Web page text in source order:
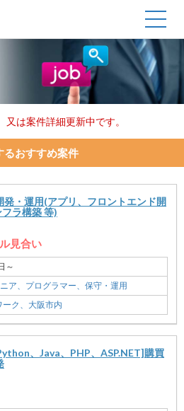
は案件詳細更新中です。
るおすすめ案件
・運用(アプリ、フロントエンド開
ラ構築 等)
見合い
～
ア、 プログラマー、 保守・運用
ク、 大阪市内
、Java、PHP、ASP.NET]購買